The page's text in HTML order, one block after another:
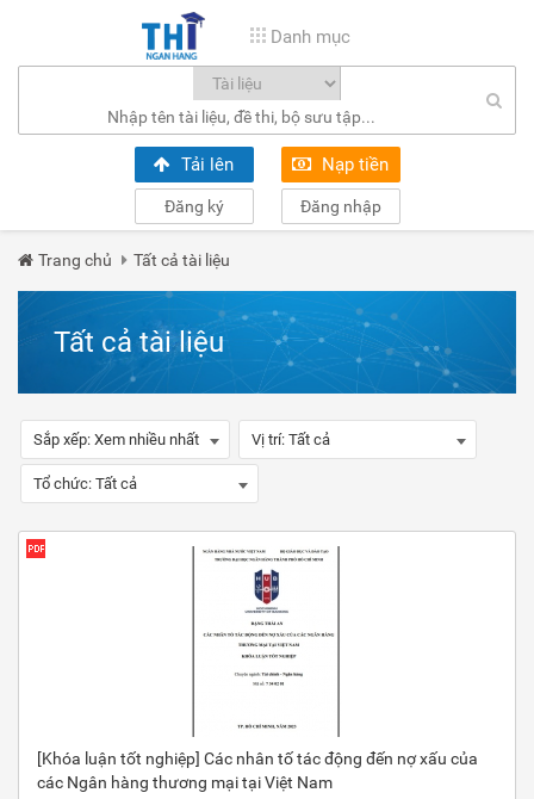
Danh mục
Tải lên Nạp tiền
Đăng ký Đăng nhập
Trang chủ Tất cả tài liệu
Tất cả tài liệu
Sắp xếp: Xem nhiều nhất Vị trí: Tất cả
Tổ chức: Tất cả
[Khóa luận tốt nghiệp] Các nhân tố tác động đến nợ xấu của
các Ngân hàng thương mại tại Việt Nam